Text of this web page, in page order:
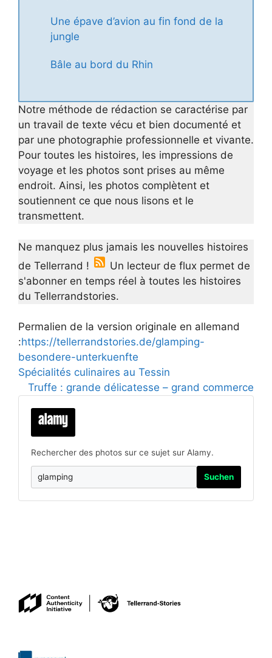
Une épave d’avion au fin fond de la
jungle
Bâle au bord du Rhin
Notre méthode de rédaction se caractérise par
un travail de texte vécu et bien documenté et
par une photographie professionnelle et vivante.
Pour toutes les histoires, les impressions de
voyage et les photos sont prises au même
endroit. Ainsi, les photos complètent et
soutiennent ce que nous lisons et le
transmettent.
Ne manquez plus jamais les nouvelles histoires
de Tellerrand !
Un lecteur de flux permet de
s'abonner en temps réel à toutes les histoires
du Tellerrandstories.
Permalien de la version originale en allemand
:https://tellerrandstories.de/glamping-
besondere-unterkuenfte
Spécialités culinaires au Tessin
Truffe : grande délicatesse – grand commerce
Rechercher des photos sur ce sujet sur Alamy.
Suchen